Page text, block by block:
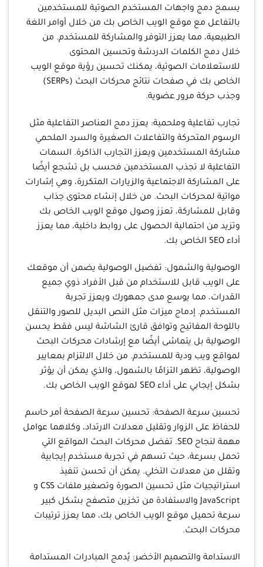
يسمح دمج واجهات المستخدم الصوتية للمستخدمين
بالتفاعل مع موقع الويب الخاص بك من خلال أوامر اللغة
الطبيعية، مما يعزز التوفر والمشاركة للمستخدم. من
خلال دمج الكلمات الدردشة وتحسين المحتوى
للاستعلامات الصوتية، يمكنك تحسين رؤية موقع الويب
الخاص بك في صفحات نتائج محركات البحث (SERPs)
وجذب حركة مرور عضوية.
تجارب تفاعلية وملحمية: يعزز دمج العناصر التفاعلية مثل
الرسوم المتحركة والتفاعلات الصغيرة والسرد الملحمي
مشاركة المستخدمين ويعزز التجارب الذاكرة. السمات
التفاعلية لا تجذب المستخدمين فحسب بل تشجع أيضًا
على المشاركة الاجتماعية والزيارات المتكررة، وهي إشارات
مواتية لمحركات البحث. من خلال إنشاء محتوى جذاب
وقابل للمشاركة، تعزز وصول موقع الويب الخاص بك
وتزيد من احتمالية الحصول على روابط داخلية، مما يعزز
أداء SEO الخاص بك.
الوصولية والشمول: تفضيل الوصولية يضمن أن موقعك
على الويب قابل للاستخدام من قبل الأفراد ذوي جميع
القدرات، مما يوسع مدى جمهورك ويعزز تجربة
المستخدم. إدماج ميزات مثل النص البديل للصور والتنقل
باللوحة المفاتيح وتوافق قارئ الشاشة ليس فقط يحسن
الوصولية بل يتماشى أيضًا مع إرشادات محركات البحث
لمواقع ويب ودية للمستخدم. من خلال الالتزام بمعايير
الوصولية، تظهر التزامًا بالشمول، والذي يمكن أن يؤثر
بشكل إيجابي على أداء SEO لموقع الويب الخاص بك.
تحسين سرعة الصفحة: تحسين سرعة الصفحة أمر حاسم
للحفاظ على الزوار وتقليل معدلات الارتداد، وكلاهما عوامل
مهمة لنجاح SEO. تفضل محركات البحث المواقع التي
تحمل بسرعة، حيث تسهم في تجربة مستخدم إيجابية
وتقلل من معدلات التخلي. يمكن أن تحسن تنفيذ
استراتيجيات مثل تحسين الصورة وتصغير ملفات CSS و
JavaScript والاستفادة من تخزين متصفح بشكل كبير
سرعة تحميل موقع الويب الخاص بك، مما يعزز ترتيبات
محركات البحث.
الاستدامة والتصميم الأخضر: يُدمج المبادرات المستدامة